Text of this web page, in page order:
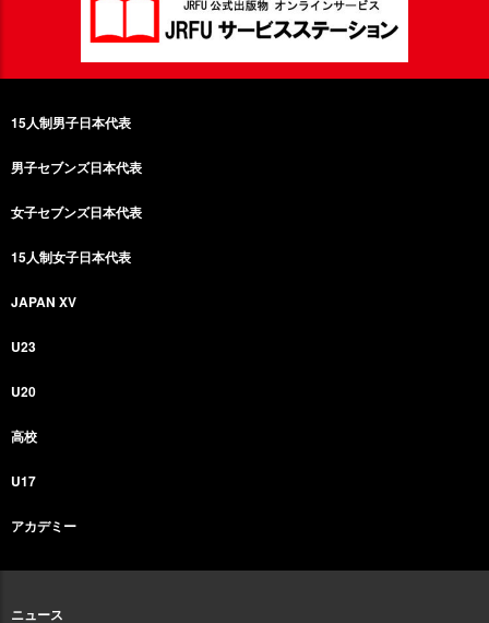
15人制男子日本代表
男子セブンズ日本代表
女子セブンズ日本代表
15人制女子日本代表
JAPAN XV
U23
U20
高校
U17
アカデミー
ニュース